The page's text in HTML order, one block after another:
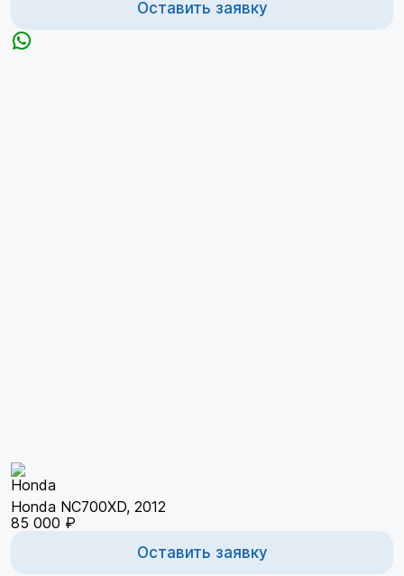
Оставить заявку
Honda NC700XD, 2012
85 000 ₽
Оставить заявку